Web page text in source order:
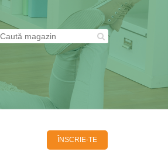
ÎNSCRIE-TE